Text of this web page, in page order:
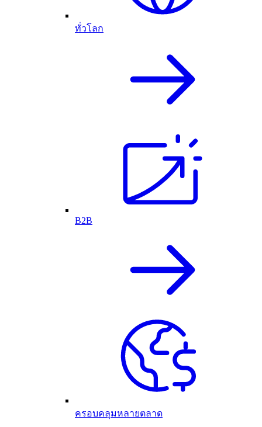
ทั่วโลก
B2B
ครอบคลุมหลายตลาด